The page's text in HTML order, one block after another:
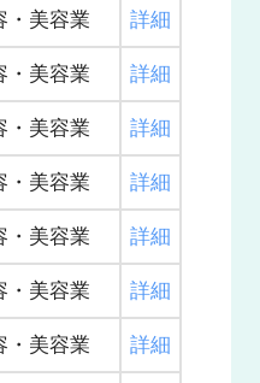
・美容業 詳細
・美容業 詳細
・美容業 詳細
・美容業 詳細
・美容業 詳細
・美容業 詳細
・美容業 詳細